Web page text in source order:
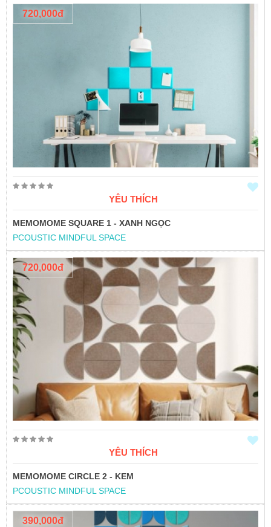
720,000đ
YÊU THÍCH
MEMOMOME SQUARE 1 - XANH NGỌC
PCOUSTIC MINDFUL SPACE
720,000đ
YÊU THÍCH
MEMOMOME CIRCLE 2 - KEM
PCOUSTIC MINDFUL SPACE
390,000đ